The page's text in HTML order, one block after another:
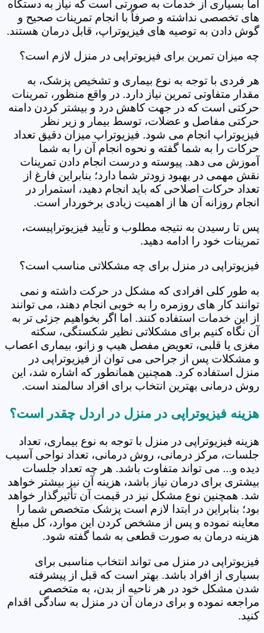
اما بسیاری از خدمات به صورتی است که نیاز به دستگاه
های تخصصی نداشته و صرفاً با انجام تمرینات صحیح و
گوش دادن به توصیه های فیزیوتراپ، قابل درمان هستند.
چه میزان تمرین برای فیزیوتراپی در منزل لازم است؟
هر فردی با توجه به نوع بیماری و تشخیص پزشک، به
مقدار متفاوتی تمرین نیاز دارد. در واقع منظور، تمرینات
حرکتی است که در جهت کاهش درد و بیشتر کردن دامنه
حرکتی مفاصل و عضلات، توسط بیمار و زیر نظر
فیزیوتراپ انجام می شود. فیزیوتراپ میزان دقیق تعداد
حرکات را به شما گفته و نحوه انجام آن را به شما
آموزش می دهد. پیوسته و درست انجام دادن تمرینات
نقش مهمی در بهبود زودتر شما دارد؛ بنابراین فارغ از
تعداد حرکات اصلاحی که باید انجام دهید، استمرار در
انجام روزانه آن ها از اهمیت زیادی برخوردار است.
پس تا رسیدن به نتیجه مطلوب و تأیید فیزیوتراپیست،
تمرینات خود را ادامه دهید.
فیزیوتراپی در منزل برای چه مشکلاتی مناسب است؟
به طور کلی افرادی که مشکل در حرکت داشته و نمی
توانند کار های روزمره را به خوبی انجام دهند، می توانند
از این خدمات استفاده کنند. اما اگر بخواهیم جزئی تر به
آن نگاه کنیم برای مشکلاتی نظیر شکستگی، سکته
مغزی یا قلبی، تعویض مفصل هیپ و زانو، بیماری اعصاب
و مشکلات پس از جراحی می توان از فیزیوتراپی در
منزل استفاده کرد. همچنین همانطور که اشاره شد، این
روش درمانی بهترین انتخاب برای افراد سالمند است.
هزینه فیزیوتراپی در منزل در اردل چقدر است؟
هزینه فیزیوتراپی در منزل با توجه به نوع بیماری، تعداد
جلسات، مرکز درمانی، روش درمانی، تعداد نواحی آسیب
دیده و... می تواند متفاوت باشد. هر چه تعداد جلسات
بیشتری برای درمان نیاز باشد، هزینه آن نیز بیشتر خواهد
شد. همچنین نوع مشکل نیز در قیمت آن تأثیرگذار خواهد
بود؛ بنابراین در ابتدا لازم است پزشک متخصص شما را
معاینه نموده و پس از مشخص کردن این موارد، کل مبلغ
هزینه درمان به صورت قطعی به شما گفته شود.
فیزیوتراپی در منزل می تواند انتخاب مناسبی برای
بسیاری از افراد باشد. بهتر است که قبل از پیشرفته
شدن مشکل خود در هر ناحیه از بدن، به متخصص
مراجعه نموده و برای درمان آن در منزل به سادگی اقدام
کنید.